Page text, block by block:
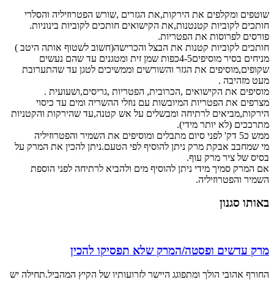
שוטפים ומקלפים את הירקות,את הגזרים ,שורש הפטרוזיליה והסלרי
חותכים לקוביות קטנטנות,את הקישואים חותכים לקוביות בינוניות.
פורסים לפרוסות את הפטריות.
חותכים לקוביות קטנות את הבצל והכרישה(חשוב לשטוף אותה היטב )
מניחים בסיר מוסיפים4-5כפות שמן זית ומטגנים עד שהם נעשים
שקופים,מוסיפים את הגזר והשורשים וממשיכים לטגן עד שהתערובת
מעט מזהיבה .
מוסיפים את הקישואים ,הכרובית, הפטריות ,גריסים,ושעועית .
מצרפים את הפטריות המיובשות עם נוזלי ההשריה ומים עד כיסוי
הירקות,מביאים לרתיחה ומבשלים על אש קטנה,עד שהירקות והקטניות
מתרככים (לא יותר מידי).
ממש כ5 דק' לפני סיום מתבלים ומוסיפים את השמיר והפטרוזיליה
מי שמחבב אבקת מרק ניתן להוסיף לפי הטעם.ניתן להכין את המרק על
בסיס של ציר מרק עוף.
אם המרק סמיך מידי ניתן להוסיף מים ולהביא לרתיחה לפני הוספת
השמיר והפטרוזיליה.
באותו סגנון
מרק עדשים ופסטה/המרק שלא תפסיקו להכין
החורף אהובי הולך ומתפוגג היישר לזרועותיו של הקיץ המהביל.תחילה יש